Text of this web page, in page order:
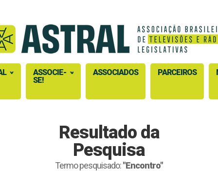
ASSOCIE-
SE!
ASSOCIADOS PARCEIROS
Resultado da
Pesquisa
Termo pesquisado:"Encontro"